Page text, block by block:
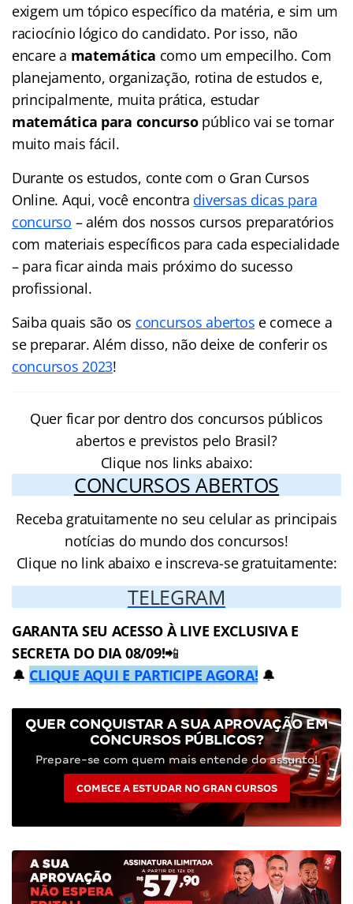
exigem um tópico específico da matéria, e sim um
raciocínio lógico do candidato. Por isso, não
encare a matemática como um empecilho. Com
planejamento, organização, rotina de estudos e,
principalmente, muita prática, estudar
matemática para concursopúblico vai se tornar
muito mais fácil.
Durante os estudos, conte com o Gran Cursos
Online. Aqui, você encontra diversas dicas para
concurso – além dos nossos cursos preparatórios
com materiais específicos para cada especialidade
– para ficar ainda mais próximo do sucesso
profissional.
Saiba quais são os concursos abertos e comece a
se preparar. Além disso, não deixe de conferir os
concursos 2023!
Quer ficar por dentro dos concursos públicos
abertos e previstos pelo Brasil?
Clique nos links abaixo:
CONCURSOS ABERTOS
Receba gratuitamente no seu celular as principais
notícias do mundo dos concursos!
Clique no link abaixo e inscreva-se gratuitamente:
TELEGRAM
GARANTA SEU ACESSO À LIVE EXCLUSIVA E
SECRETA DO DIA 08/09!📲
🔔 CLIQUE AQUI E PARTICIPE AGORA! 🔔
QUER CONQUISTAR A SUA APROVAÇÃO EM
CONCURSOS PÚBLICOS?
Prepare-se com quem mais entende do assunto!
COMECE A ESTUDAR NO GRAN CURSOS